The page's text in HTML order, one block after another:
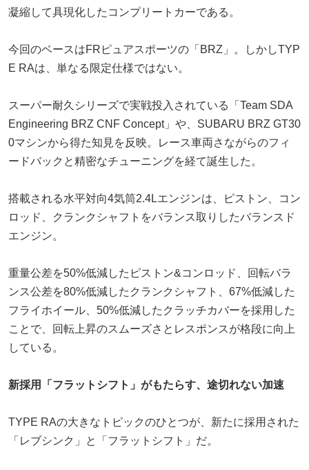
凝縮して具現化したコンプリートカーである。
今回のベースはFRピュアスポーツの「BRZ」。しかしTYP
E RAは、単なる限定仕様ではない。
スーパー耐久シリーズで実戦投入されている「Team SDA
Engineering BRZ CNF Concept」や、SUBARU BRZ GT30
0マシンから得た知見を反映。レース車両さながらのフィ
ードバックと精密なチューニングを経て誕生した。
搭載される水平対向4気筒2.4Lエンジンは、ピストン、コン
ロッド、クランクシャフトをバランス取りしたバランスド
エンジン。
重量公差を50%低減したピストン&コンロッド、回転バラ
ンス公差を80%低減したクランクシャフト、67%低減した
フライホイール、50%低減したクラッチカバーを採用した
ことで、回転上昇のスムーズさとレスポンスが格段に向上
している。
新採用「フラットシフト」がもたらす、途切れない加速
TYPE RAの大きなトピックのひとつが、新たに採用された
「レブシンク」と「フラットシフト」だ。